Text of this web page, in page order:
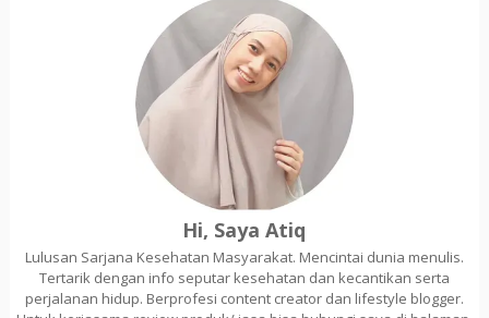
Hi, Saya Atiq
Lulusan Sarjana Kesehatan Masyarakat. Mencintai dunia menulis.
Tertarik dengan info seputar kesehatan dan kecantikan serta
perjalanan hidup. Berprofesi content creator dan lifestyle blogger.